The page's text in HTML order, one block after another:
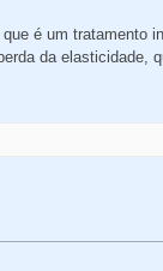
é um tratamento
da elasticidade,